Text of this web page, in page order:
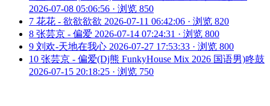
2026-07-08 05:06:56 · 浏览 850
7 花花 - 欲欲欲欲 2026-07-11 06:42:06 · 浏览 820
8 张芸京 - 偏爱 2026-07-14 07:24:31 · 浏览 800
9 刘欢-天地在我心 2026-07-27 17:53:33 · 浏览 800
10 张芸京 - 偏爱(Dj熊 FunkyHouse Mix 2026 国语男)咚鼓
2026-07-15 20:18:25 · 浏览 750